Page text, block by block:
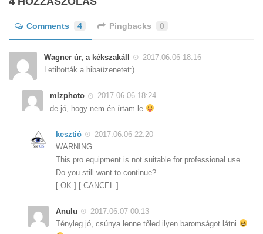
Comments 4 Pingbacks 0
Wagner úr, a kékszakáll
2017.06.06 18:16
Letiltották a hibaüzenetet:)
mlzphoto
2017.06.06 18:24
de jó, hogy nem én írtam le
kesztió
2017.06.06 22:20
WARNING
This pro equipment is not suitable for professional use.
Do you still want to continue?
[ OK ] [ CANCEL ]
Anulu
2017.06.07 00:13
Tényleg jó, csúnya lenne tőled ilyen baromságot látni